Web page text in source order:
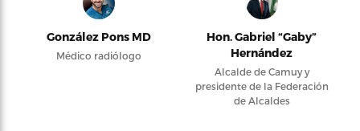
González Pons MD
Médico radiólogo
Hon. Gabriel “Gaby”
Hernández
Alcalde de Camuy y
presidente de la Federación
de Alcaldes